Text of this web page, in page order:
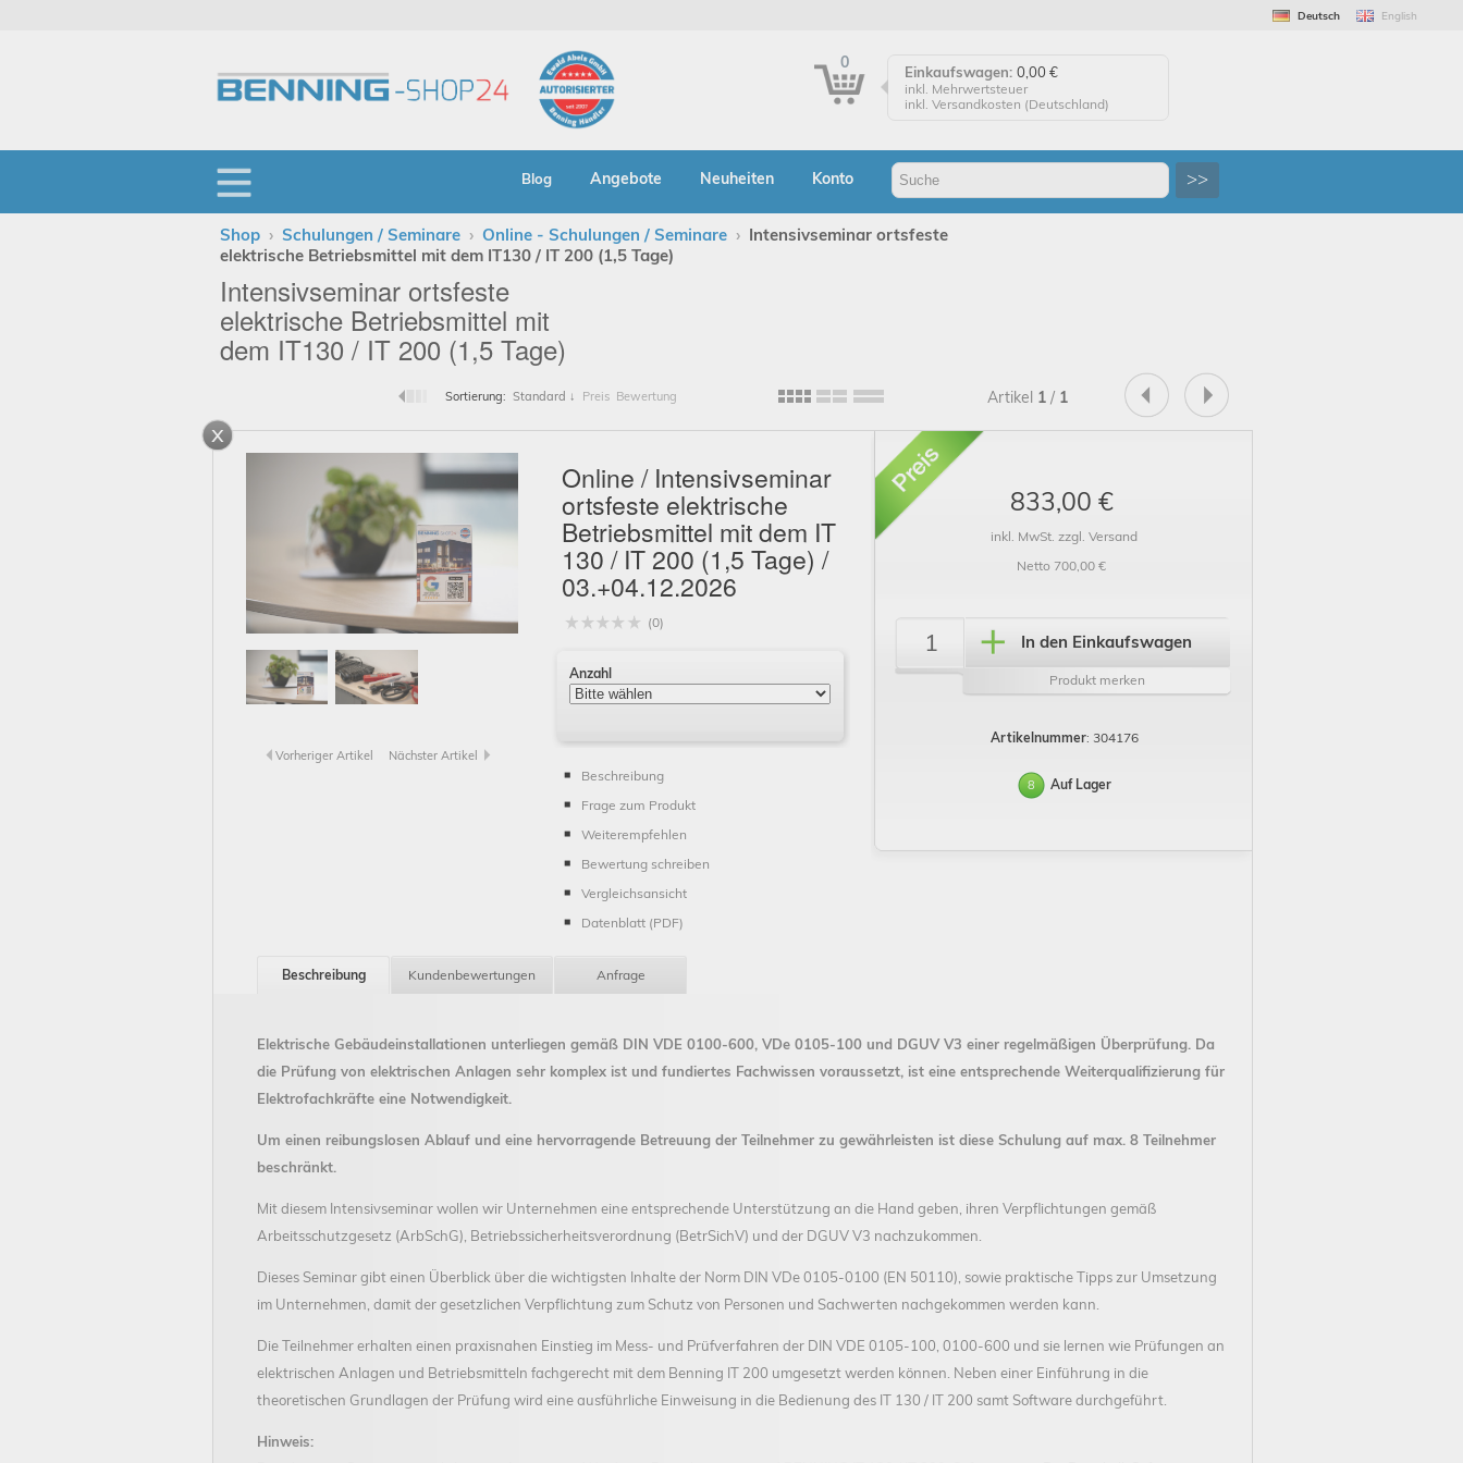
Deutsch English
Einkaufswagen: 0,00 €
inkl. Mehrwertsteuer
inkl. Versandkosten (Deutschland)
Zur Kasse
Bestellung abzuschließen.
0
>>
Konto
Neuheiten
Angebote
Blog
Shop › Schulungen / Seminare › Online - Schulungen / Seminare › Intensivseminar ortsfeste
elektrische Betriebsmittel mit dem IT130 / IT 200 (1,5 Tage)
Intensivseminar ortsfeste
elektrische Betriebsmittel mit
dem IT130 / IT 200 (1,5 Tage)
Sortierung: Standard ↓ Preis Bewertung Artikel 1 / 1
Vorheriger Artikel Nächster Artikel
Online / Intensivseminar
ortsfeste elektrische
Betriebsmittel mit dem IT
130 / IT 200 (1,5 Tage) /
03.+04.12.2026
(0)
Anzahl
Beschreibung
Frage zum Produkt
Weiterempfehlen
Bewertung schreiben
Vergleichsansicht
Datenblatt (PDF)
833,00 €
inkl. MwSt. zzgl. Versand
Netto 700,00 €
In den Einkaufswagen
Produkt merken
Artikelnummer: 304176
8 Auf Lager
Beschreibung Kundenbewertungen Anfrage
Elektrische Gebäudeinstallationen unterliegen gemäß DIN VDE 0100-600, VDe 0105-100 und DGUV V3 einer regelmäßigen Überprüfung. Da
die Prüfung von elektrischen Anlagen sehr komplex ist und fundiertes Fachwissen voraussetzt, ist eine entsprechende Weiterqualifizierung für
Elektrofachkräfte eine Notwendigkeit.
Um einen reibungslosen Ablauf und eine hervorragende Betreuung der Teilnehmer zu gewährleisten ist diese Schulung auf max. 8 Teilnehmer
beschränkt.
Mit diesem Intensivseminar wollen wir Unternehmen eine entsprechende Unterstützung an die Hand geben, ihren Verpflichtungen gemäß
Arbeitsschutzgesetz (ArbSchG), Betriebssicherheitsverordnung (BetrSichV) und der DGUV V3 nachzukommen.
Dieses Seminar gibt einen Überblick über die wichtigsten Inhalte der Norm DIN VDe 0105-0100 (EN 50110), sowie praktische Tipps zur Umsetzung
im Unternehmen, damit der gesetzlichen Verpflichtung zum Schutz von Personen und Sachwerten nachgekommen werden kann.
Die Teilnehmer erhalten einen praxisnahen Einstieg im Mess- und Prüfverfahren der DIN VDE 0105-100, 0100-600 und sie lernen wie Prüfungen an
elektrischen Anlagen und Betriebsmitteln fachgerecht mit dem Benning IT 200 umgesetzt werden können. Neben einer Einführung in die
theoretischen Grundlagen der Prüfung wird eine ausführliche Einweisung in die Bedienung des IT 130 / IT 200 samt Software durchgeführt.
Hinweis:
x